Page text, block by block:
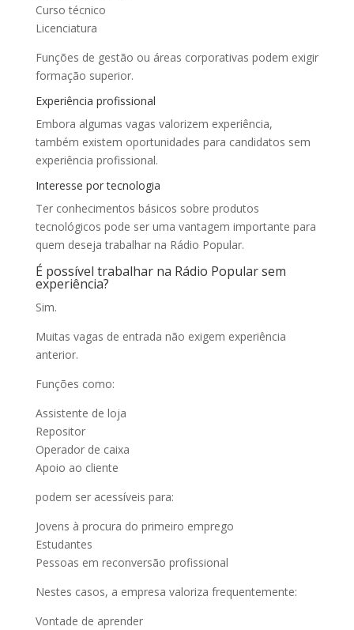
Curso técnico
Licenciatura
Funções de gestão ou áreas corporativas podem exigir
formação superior.
Experiência profissional
Embora algumas vagas valorizem experiência,
também existem oportunidades para candidatos sem
experiência profissional.
Interesse por tecnologia
Ter conhecimentos básicos sobre produtos
tecnológicos pode ser uma vantagem importante para
quem deseja trabalhar na Rádio Popular.
É possível trabalhar na Rádio Popular sem
experiência?
Sim.
Muitas vagas de entrada não exigem experiência
anterior.
Funções como:
Assistente de loja
Repositor
Operador de caixa
Apoio ao cliente
podem ser acessíveis para:
Jovens à procura do primeiro emprego
Estudantes
Pessoas em reconversão profissional
Nestes casos, a empresa valoriza frequentemente:
Vontade de aprender